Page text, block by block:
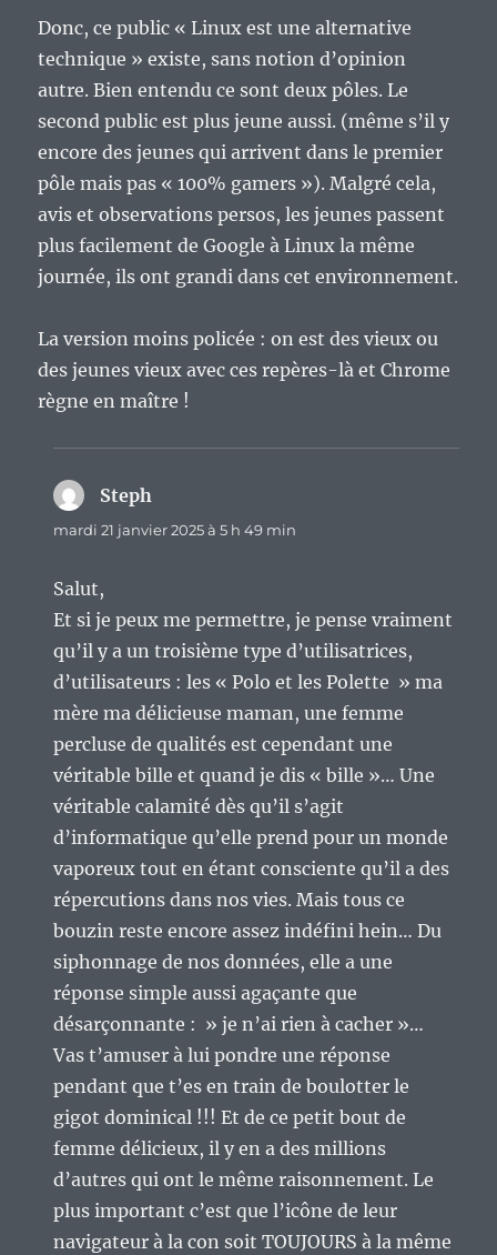
Donc, ce public « Linux est une alternative
technique » existe, sans notion d’opinion
autre. Bien entendu ce sont deux pôles. Le
second public est plus jeune aussi. (même s’il y
encore des jeunes qui arrivent dans le premier
pôle mais pas « 100% gamers »). Malgré cela,
avis et observations persos, les jeunes passent
plus facilement de Google à Linux la même
journée, ils ont grandi dans cet environnement.
La version moins policée : on est des vieux ou
des jeunes vieux avec ces repères-là et Chrome
règne en maître !
Steph
mardi 21 janvier 2025 à 5 h 49 min
Salut,
Et si je peux me permettre, je pense vraiment
qu’il y a un troisième type d’utilisatrices,
d’utilisateurs : les « Polo et les Polette » ma
mère ma délicieuse maman, une femme
percluse de qualités est cependant une
véritable bille et quand je dis « bille »… Une
véritable calamité dès qu’il s’agit
d’informatique qu’elle prend pour un monde
vaporeux tout en étant consciente qu’il a des
répercutions dans nos vies. Mais tous ce
bouzin reste encore assez indéfini hein… Du
siphonnage de nos données, elle a une
réponse simple aussi agaçante que
désarçonnante : » je n’ai rien à cacher »…
Vas t’amuser à lui pondre une réponse
pendant que t’es en train de boulotter le
gigot dominical !!! Et de ce petit bout de
femme délicieux, il y en a des millions
d’autres qui ont le même raisonnement. Le
plus important c’est que l’icône de leur
navigateur à la con soit TOUJOURS à la même